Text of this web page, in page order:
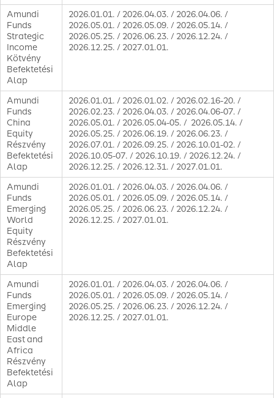
Amundi
Funds
Strategic
Income
Kötvény
Befektetési
Alap
2026.01.01. / 2026.04.03. / 2026.04.06. /
2026.05.01. / 2026.05.09. / 2026.05.14. /
2026.05.25. / 2026.06.23. / 2026.12.24. /
2026.12.25. / 2027.01.01.
Amundi
Funds
China
Equity
Részvény
Befektetési
Alap
2026.01.01. / 2026.01.02. / 2026.02.16-20. /
2026.02.23. / 2026.04.03. / 2026.04.06-07. /
2026.05.01. / 2026.05.04-05. / 2026.05.14. /
2026.05.25. / 2026.06.19. / 2026.06.23. /
2026.07.01. / 2026.09.25. / 2026.10.01-02. /
2026.10.05-07. / 2026.10.19. / 2026.12.24. /
2026.12.25. / 2026.12.31. / 2027.01.01.
Amundi
Funds
Emerging
World
Equity
Részvény
Befektetési
Alap
2026.01.01. / 2026.04.03. / 2026.04.06. /
2026.05.01. / 2026.05.09. / 2026.05.14. /
2026.05.25. / 2026.06.23. / 2026.12.24. /
2026.12.25. / 2027.01.01.
Amundi
Funds
Emerging
Europe
Middle
East and
Africa
Részvény
Befektetési
Alap
2026.01.01. / 2026.04.03. / 2026.04.06. /
2026.05.01. / 2026.05.09. / 2026.05.14. /
2026.05.25. / 2026.06.23. / 2026.12.24. /
2026.12.25. / 2027.01.01.